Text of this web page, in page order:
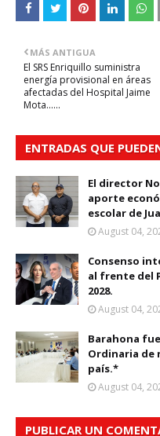
MÁS ANTIGUA
El SRS Enriquillo suministra
energía provisional en áreas
afectadas del Hospital Jaime
Mota......
ENTRADAS QUE
El director
aporte
escolar de
August 04,
Consenso
al frente del
2028.
August 04,
Barahona
Ordinaria de
país.*
August 04,
PUBLICAR UN